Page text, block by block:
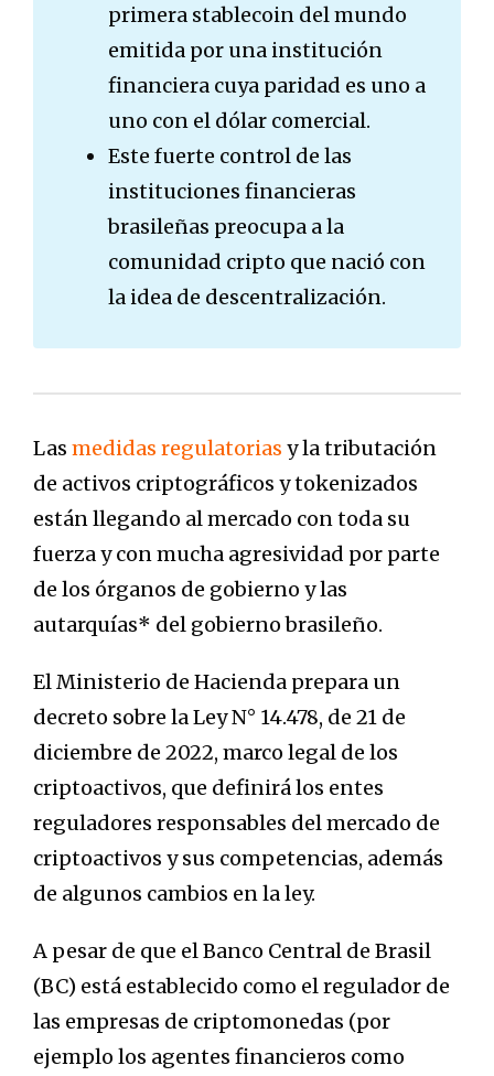
primera stablecoin del mundo
emitida por una institución
financiera cuya paridad es uno a
uno con el dólar comercial.
Este fuerte control de las
instituciones financieras
brasileñas preocupa a la
comunidad cripto que nació con
la idea de descentralización.
Las medidas regulatorias y la tributación
de activos criptográficos y tokenizados
están llegando al mercado con toda su
fuerza y ​​con mucha agresividad por parte
de los órganos de gobierno y las
autarquías* del gobierno brasileño.
El Ministerio de Hacienda prepara un
decreto sobre la Ley N° 14.478, de 21 de
diciembre de 2022, marco legal de los
criptoactivos, que definirá los entes
reguladores responsables del mercado de
criptoactivos y sus competencias, además
de algunos cambios en la ley.
A pesar de que el Banco Central de Brasil
(BC) está establecido como el regulador de
las empresas de criptomonedas (por
ejemplo los agentes financieros como